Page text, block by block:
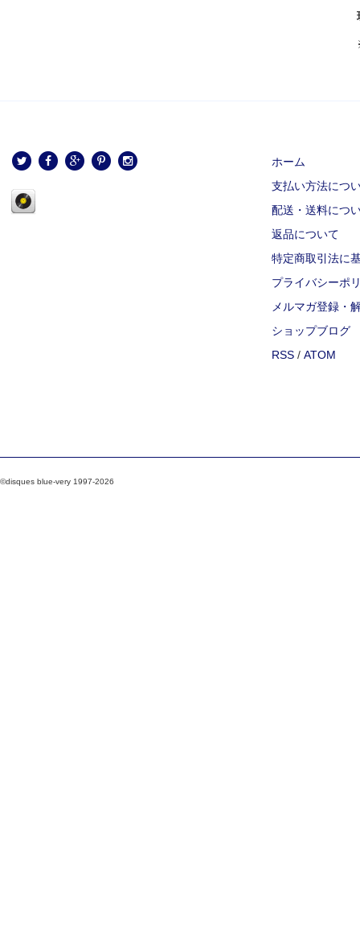
ホーム
支払い方法につ
配送・送料につ
返品について
特定商取引法に
プライバシーポ
メルマガ登録・
ショップブログ
RSS / ATOM
©disques blue-very 1997-2026